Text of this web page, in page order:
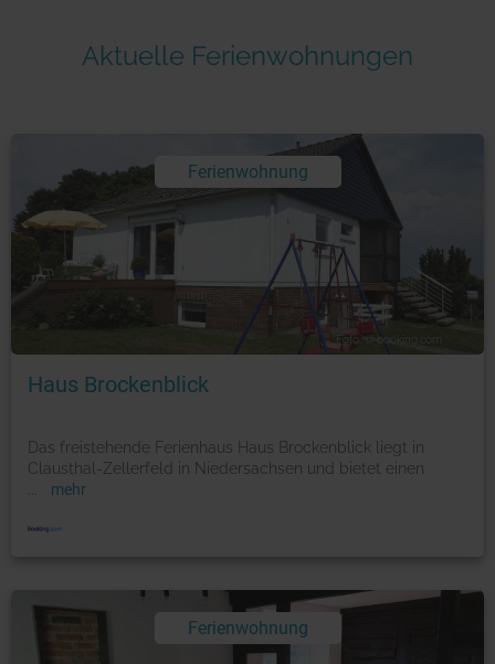
Aktuelle Ferienwohnungen
Ferienwohnung
Foto: © booking.com
Haus Brockenblick
Das freistehende Ferienhaus Haus Brockenblick liegt in
Clausthal-Zellerfeld in Niedersachsen und bietet einen
mehr
Ferienwohnung